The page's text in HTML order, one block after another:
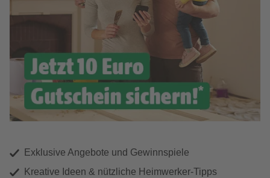
Exklusive Angebote und Gewinnspiele
Kreative Ideen & nützliche Heimwerker-Tipps